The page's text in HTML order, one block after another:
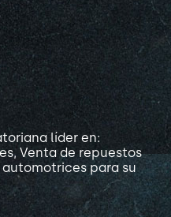
líder en:
Venta de repuestos
para su